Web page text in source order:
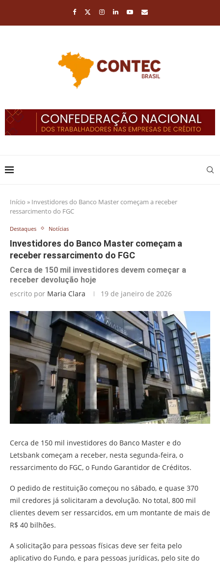
Início » Investidores do Banco Master começam a receber
ressarcimento do FGC
Destaques Notícias
Investidores do Banco Master começam a
receber ressarcimento do FGC
Cerca de 150 mil investidores devem começar a
receber devolução hoje
escrito por Maria Clara 19 de janeiro de 2026
Cerca de 150 mil investidores do Banco Master e do
Letsbank começam a receber, nesta segunda-feira, o
ressarcimento do FGC, o Fundo Garantidor de Créditos.
O pedido de restituição começou no sábado, e quase 370
mil credores já solicitaram a devolução. No total, 800 mil
clientes devem ser ressarcidos, em um montante de mais de
R$ 40 bilhões.
A solicitação para pessoas físicas deve ser feita pelo
aplicativo do Fundo, e para pessoas jurídicas, pelo site do